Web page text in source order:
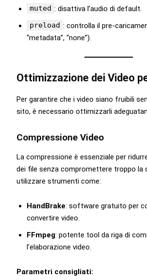
muted : disattiva l’audio di default.
preload : controlla il pre-
“metadata”, “none”).
Ottimizzazione dei Video
Per garantire che i video siano fruibili
sito, è necessario ottimizzarli
Compressione Video
La compressione è essenziale per
dei file senza compromettere troppo la
utilizzare strumenti come:
HandBrake: software gratuito per
convertire video.
FFmpeg: potente tool da riga di
l’elaborazione video.
Parametri consigliati: